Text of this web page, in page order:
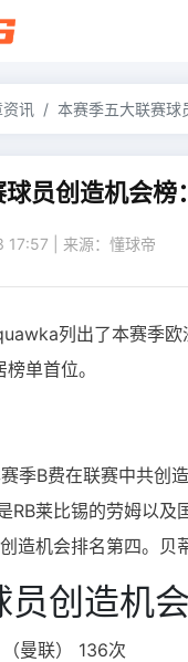
讯 本赛季五大联赛球
员创造机会
| 来源：懂球帝
列出了本赛季
榜单首位。
季B费在联赛中共创
RB莱比锡的劳姆以
造机会排名第四。贝
员创造机
曼联） 136次